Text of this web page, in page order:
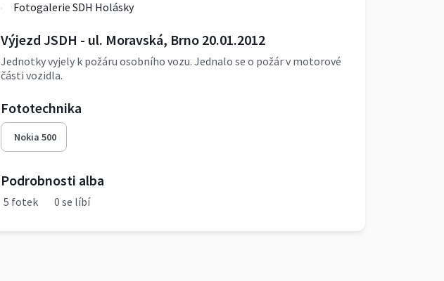
Fotogalerie SDH Holásky
Výjezd JSDH - ul. Moravská, Brno 20.01.2012
Jednotky vyjely k požáru osobního vozu. Jednalo se o požár v motorové
části vozidla.
Fototechnika
Nokia 500
Podrobnosti alba
5 fotek 0 se líbí